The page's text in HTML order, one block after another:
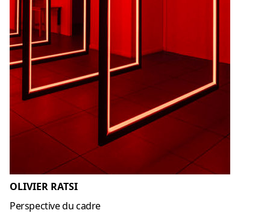
OLIVIER RATSI
Perspective du cadre